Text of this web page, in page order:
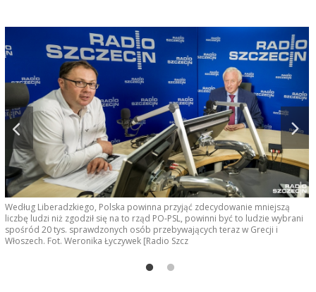
Według Liberadzkiego, Polska powinna przyjąć zdecydowanie mniejszą
liczbę ludzi niż zgodził się na to rząd PO-PSL, powinni być to ludzie wybrani
spośród 20 tys. sprawdzonych osób przebywających teraz w Grecji i
Włoszech. Fot. Weronika Łyczywek [Radio Szcz